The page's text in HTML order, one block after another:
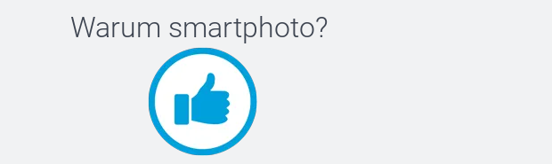
Warum smartphoto?